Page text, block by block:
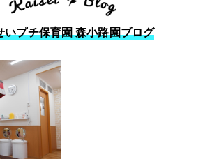
いプチ保育園 森小路園ブログ